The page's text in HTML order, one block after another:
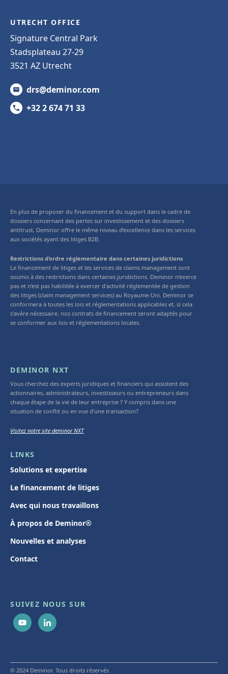
UTRECHT OFFICE
Signature Central Park
Stadsplateau 27-29
3521 AZ Utrecht
drs@deminor.com
+32 2 674 71 33
En plus de proposer du financement et du support dans le cadre de
dossiers concernant des pertes sur investissement et des dossiers
antitrust, Deminor offre le même niveau d’excellence dans les services
aux sociétés ayant des litiges B2B.
Restrictions d’ordre réglementaire dans certaines juridictions
Le financement de litiges et les services de claims management sont
soumis à des restrictions dans certaines juridictions. Deminor n’exerce
pas et n’est pas habilitée à exercer d’activité réglementée de gestion
des litiges (claim management services) au Royaume-Uni. Deminor se
conformera à toutes les lois et réglementations applicables et, si cela
s’avère nécessaire, nos contrats de financement seront adaptés pour
se conformer aux lois et réglementations locales.
DEMINOR NXT
Vous cherchez des experts juridiques et financiers qui assistent des
actionnaires, administrateurs, investisseurs ou entrepreneurs dans
chaque étape de la vie de leur entreprise ? Y compris dans une
situation de conflit ou en vue d’une transaction?
Visitez notre site deminor NXT
LINKS
Solutions et expertise
Le financement de litiges
Avec qui nous travaillons
À propos de Deminor®
Nouvelles et analyses
Contact
SUIVEZ NOUS SUR
© 2024 Deminor. Tous droits réservés